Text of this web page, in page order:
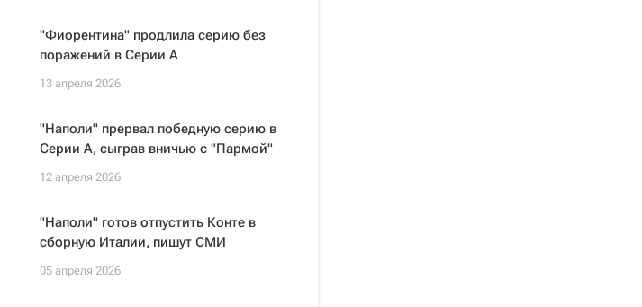
"Фиорентина" продлила серию без
поражений в Серии А
13 апреля 2026
"Наполи" прервал победную серию в
Серии А, сыграв вничью с "Пармой"
12 апреля 2026
"Наполи" готов отпустить Конте в
сборную Италии, пишут СМИ
05 апреля 2026